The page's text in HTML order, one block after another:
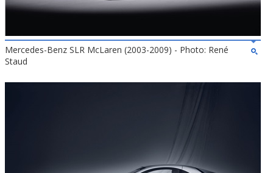
Mercedes-Benz SLR McLaren (2003-2009) - Photo: René
Staud